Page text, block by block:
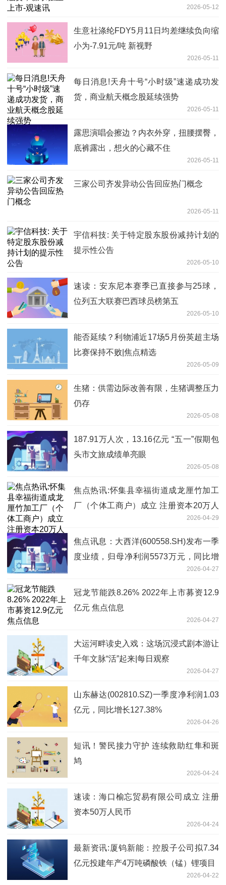
2026-05-12
生意社涤纶FDY5月11日均差继续负向缩
小为-7.91元/吨 新视野
2026-05-11
每日消息!天舟十号“小时级”速递成功发
货，商业航天概念股延续强势
2026-05-11
露思演唱会擦边？内衣外穿，扭腰摆臀，
底裤露出，想火的心藏不住
2026-05-11
三家公司齐发异动公告回应热门概念
2026-05-11
宇信科技: 关于特定股东股份减持计划的
提示性公告
2026-05-10
速读：安东尼本赛季已直接参与25球，
位列五大联赛巴西球员榜第五
2026-05-10
能否延续？利物浦近17场5月份英超主场
比赛保持不败|焦点精选
2026-05-09
生猪：供需边际改善有限，生猪调整压力
仍存
2026-05-08
187.91万人次，13.16亿元 “五一”假期包
头市文旅成绩单亮眼
2026-05-08
焦点热讯:怀集县幸福街道成龙厘竹加工
厂（个体工商户）成立 注册资本20万人
2026-04-29
焦点讯息：大西洋(600558.SH)发布一季
度业绩，归母净利润5573万元，同比增
2026-04-27
冠龙节能跌8.26% 2022年上市募资12.9
亿元 焦点信息
2026-04-27
大运河畔读史入戏：这场沉浸式剧本游让
千年文脉“活”起来|每日观察
2026-04-27
山东赫达(002810.SZ)一季度净利润1.03
亿元，同比增长127.38%
2026-04-26
短讯！警民接力守护 连续救助红隼和斑
鸠
2026-04-24
速读：海口榆忘贸易有限公司成立 注册
资本50万人民币
2026-04-24
最新资讯:厦钨新能：控股子公司拟7.34
亿元投建年产4万吨磷酸铁（锰）锂项目
2026-04-22